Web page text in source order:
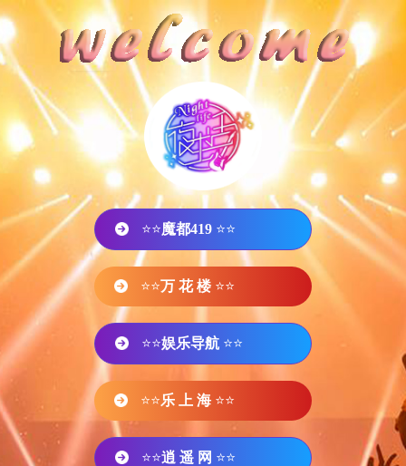
⭐⭐魔都419 ⭐⭐
⭐⭐万 花 楼 ⭐⭐
⭐⭐娱乐导航 ⭐⭐
⭐⭐乐 上 海 ⭐⭐
⭐⭐逍 遥 网 ⭐⭐